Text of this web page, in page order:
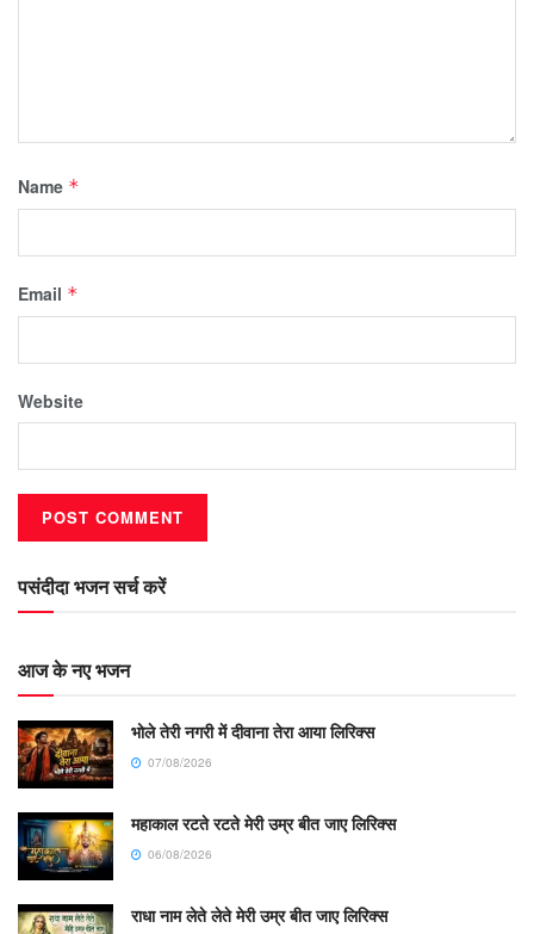
Name *
Email *
Website
पसंदीदा भजन सर्च करें
आज के नए भजन
भोले तेरी नगरी में दीवाना तेरा आया लिरिक्स
07/08/2026
महाकाल रटते रटते मेरी उम्र बीत जाए लिरिक्स
06/08/2026
राधा नाम लेते लेते मेरी उम्र बीत जाए लिरिक्स